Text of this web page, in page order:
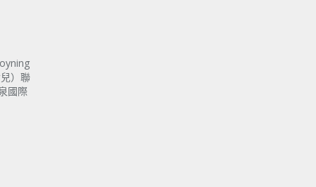
）聯
國際